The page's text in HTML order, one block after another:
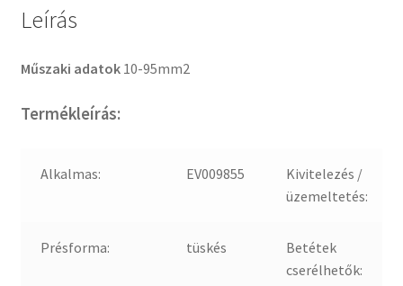
Leírás
Műszaki adatok 10-95mm2
Termékleírás:
Alkalmas: EV009855
Kivitelezés /
üzemeltetés:
Présforma: tüskés
Betétek
cserélhetők: